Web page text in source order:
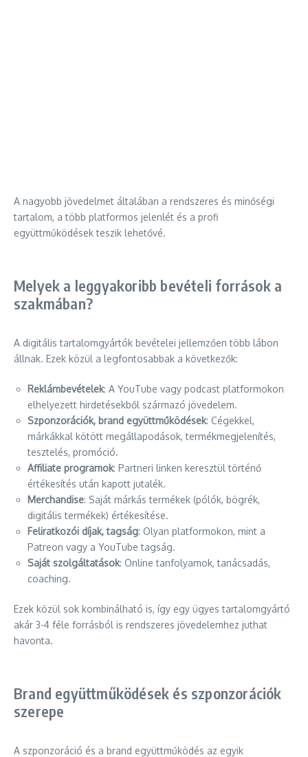
A nagyobb jövedelmet általában a rendszeres és minőségi
tartalom, a több platformos jelenlét és a profi
együttműködések teszik lehetővé.
Melyek a leggyakoribb bevételi források a
szakmában?
A digitális tartalomgyártók bevételei jellemzően több lábon
állnak. Ezek közül a legfontosabbak a következők:
Reklámbevételek: A YouTube vagy podcast platformokon
elhelyezett hirdetésekből származó jövedelem.
Szponzorációk, brand együttműködések: Cégekkel,
márkákkal kötött megállapodások, termékmegjelenítés,
tesztelés, promóció.
Affiliate programok: Partneri linken keresztül történő
értékesítés után kapott jutalék.
Merchandise: Saját márkás termékek (pólók, bögrék,
digitális termékek) értékesítése.
Feliratkozói díjak, tagság: Olyan platformokon, mint a
Patreon vagy a YouTube tagság.
Saját szolgáltatások: Online tanfolyamok, tanácsadás,
coaching.
Ezek közül sok kombinálható is, így egy ügyes tartalomgyártó
akár 3-4 féle forrásból is rendszeres jövedelemhez juthat
havonta.
Brand együttműködések és szponzorációk
szerepe
A szponzoráció és a brand együttműködés az egyik